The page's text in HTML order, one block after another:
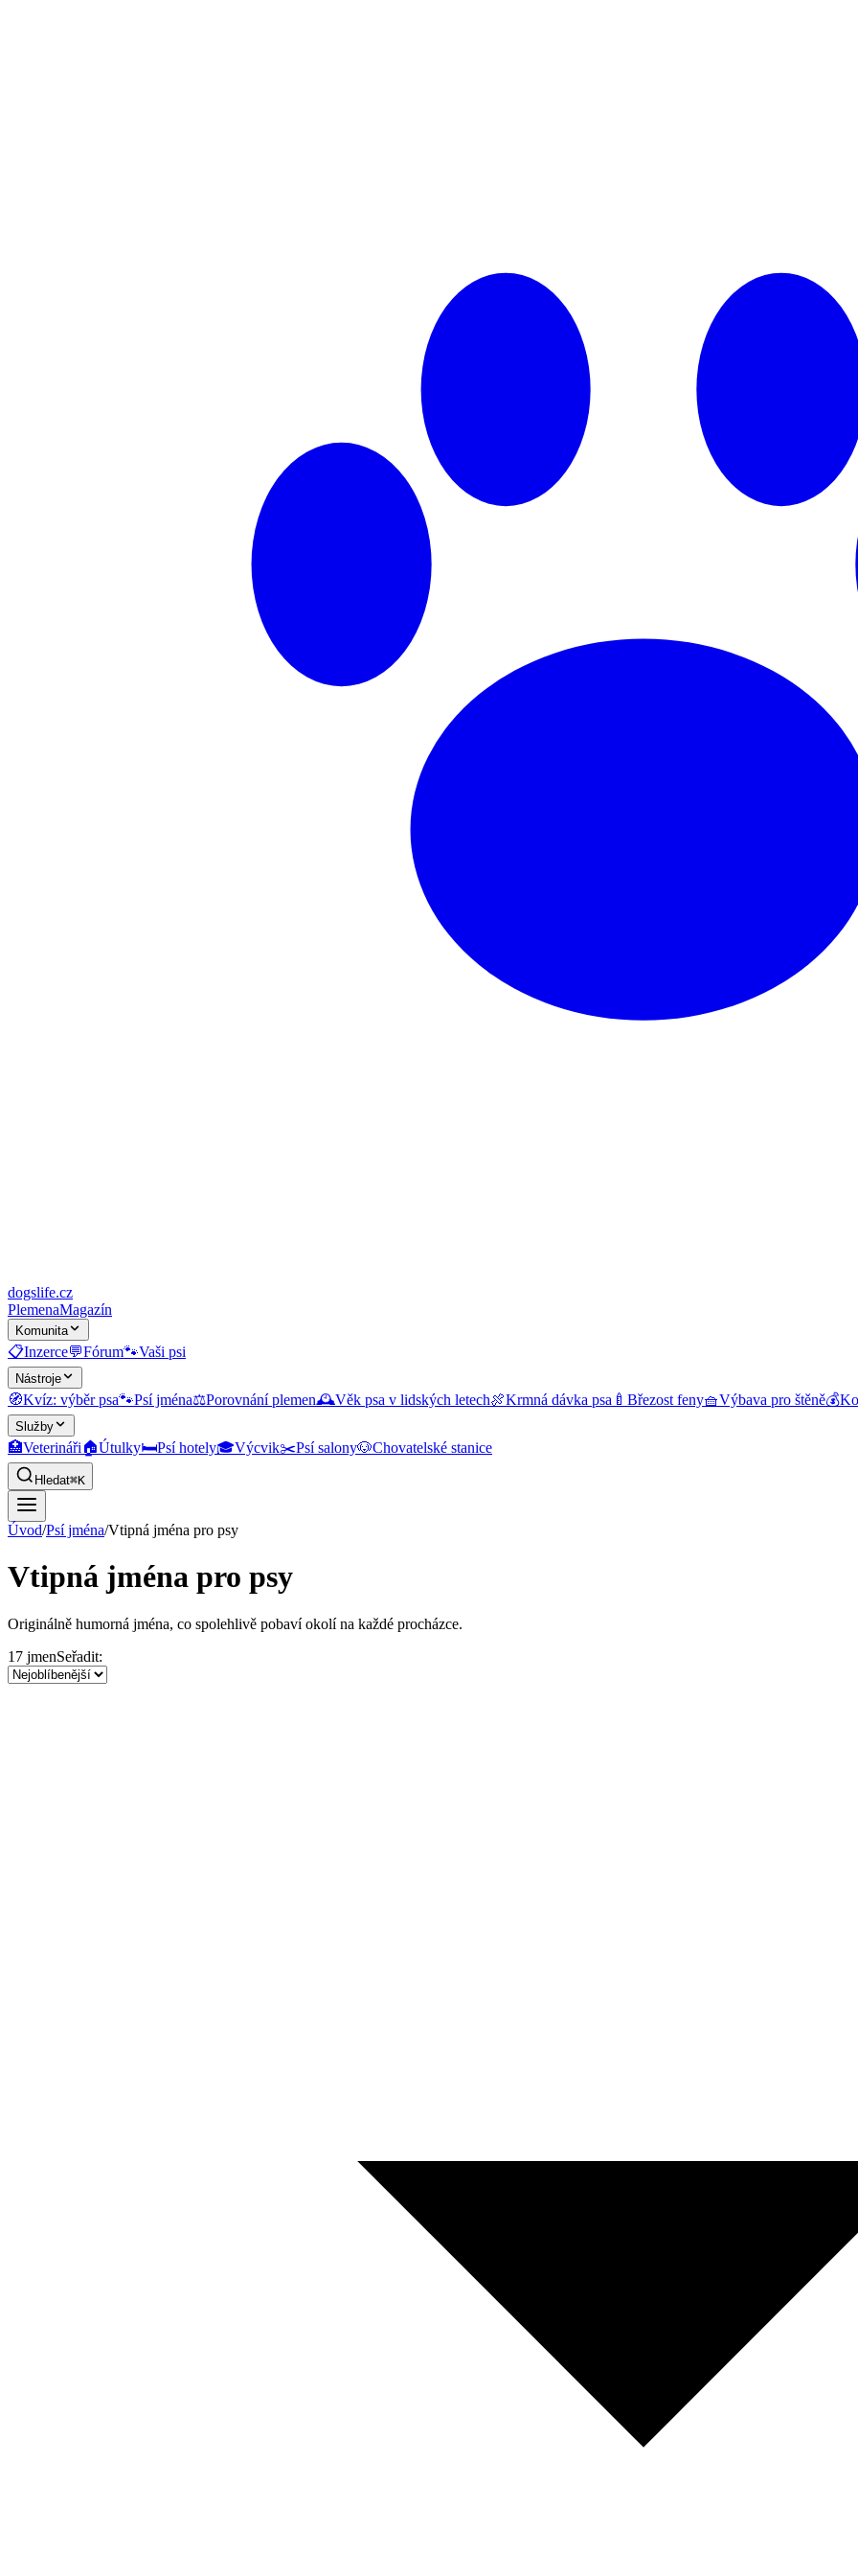
dogslife.cz
PlemenaMagazín
Komunita
📋Inzerce💬Fórum🐾Vaši psi
Nástroje
🧭Kvíz: výběr psa🐾Psí jména⚖️Porovnání plemen🕰️Věk psa v lidských letech🍖Krmná dávka psa 🍼 Březost feny🧺Výbava pro štěně💰
Služby
🏥Veterináři🏠Útulky🛏️Psí hotely🎓Výcvik✂️Psí salony🐶Chovatelské stanice
Hledat⌘K
Úvod/Psí jména/Vtipná jména pro psy
Vtipná jména pro psy
Originálně humorná jména, co spolehlivě pobaví okolí na každé procházce.
17 jmenSeřadit: